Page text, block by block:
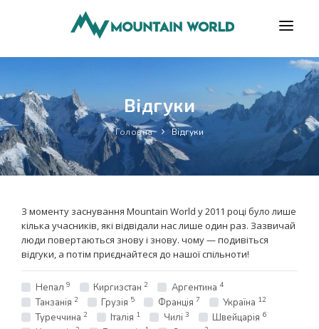
ВІДГУКИ
БЛОГ
КОРИСНО
КОНТАКТИ
Відгуки
Головна Відгуки
З моменту заснування Mountain World у 2011 році було лише
кілька учасників, які відвідали нас лише один раз. Зазвичай
люди повертаються знову і знову. чому — подивіться
відгуки, а потім приєднайтеся до нашої спільноти!
Непал 9 Киргизстан 2 Аргентина 4
Танзанія 2 Грузія 5 Франція 7 Україна 12
Туреччина 2 Італія 1 Чилі 3 Швейцарія 6